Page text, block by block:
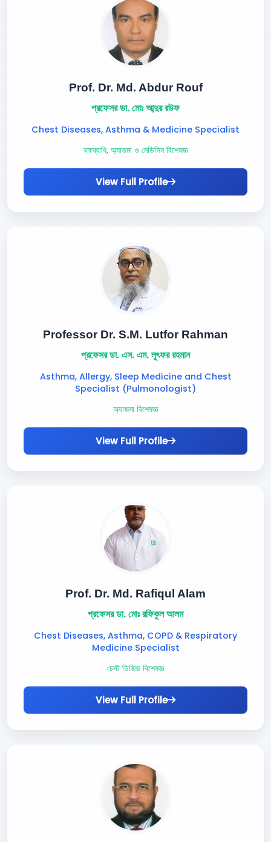
Prof. Dr. Md. Abdur Rouf
প্রফেসর ডা. মোঃ আব্দুর রউফ
Chest Diseases, Asthma & Medicine Specialist
বক্ষব্যাধি, অ্যাজমা ও মেডিসিন বিশেষজ্ঞ
View Full Profile
Professor Dr. S.M. Lutfor Rahman
প্রফেসর ডা. এস. এম. লুৎফর রহমান
Asthma, Allergy, Sleep Medicine and Chest
Specialist (Pulmonologist)
অ্যাজমা বিশেষজ্ঞ
View Full Profile
Prof. Dr. Md. Rafiqul Alam
প্রফেসর ডা. মোঃ রফিকুল আলম
Chest Diseases, Asthma, COPD & Respiratory
Medicine Specialist
চেস্ট ডিজিজ বিশেষজ্ঞ
View Full Profile